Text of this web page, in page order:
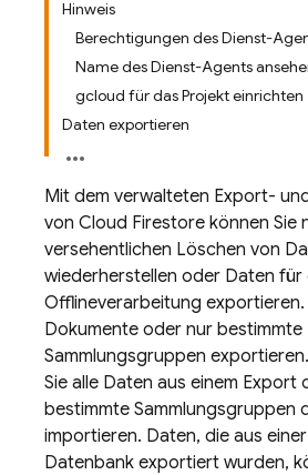
Hinweis
Berechtigungen des Dienst-
Name des Dienst-Agents
gcloud für das Projekt einrichten
Daten exportieren
Mit dem verwalteten Export-
von Cloud Firestore können Sie
versehentlichen Löschen von
wiederherstellen oder Daten für
Offlineverarbeitung exportieren.
Dokumente oder nur bestimmte
Sammlungsgruppen
Sie alle Daten aus einem Export
bestimmte Sammlungsgruppen
importieren. Daten, die aus einer
Datenbank exportiert wurden,